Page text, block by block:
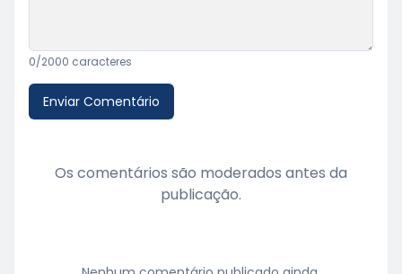
0/2000 caracteres
Enviar Comentário
Os comentários são moderados antes da
publicação.